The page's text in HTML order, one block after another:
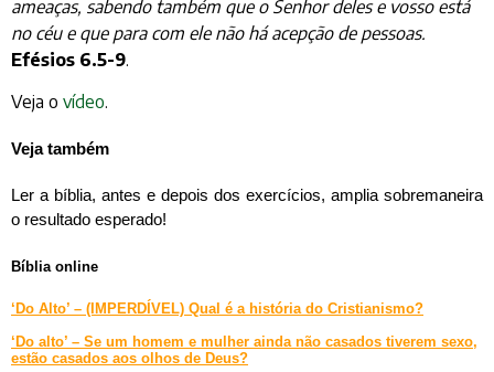
ameaças, sabendo também que o Senhor deles e vosso está
no céu e que para com ele não há acepção de pessoas.
Efésios 6.5-9.
Veja o vídeo.
Veja também
Ler a bíblia, antes e depois dos exercícios, amplia sobremaneira
o resultado esperado!
Bíblia online
‘Do Alto’ – (IMPERDÍVEL) Qual é a história do Cristianismo?
‘Do alto’ – Se um homem e mulher ainda não casados tiverem sexo,
estão casados aos olhos de Deus?